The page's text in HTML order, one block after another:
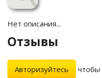
Нет описания...
Отзывы
Авторизуйтесь
чтобы